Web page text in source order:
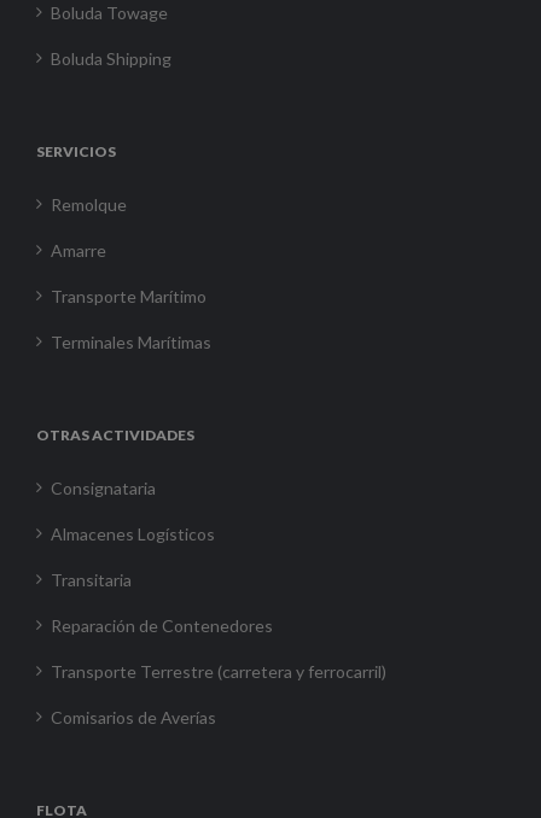
Boluda Towage
Boluda Shipping
SERVICIOS
Remolque
Amarre
Transporte Marítimo
Terminales Marítimas
OTRAS ACTIVIDADES
Consignataria
Almacenes Logísticos
Transitaria
Reparación de Contenedores
Transporte Terrestre (carretera y ferrocarril)
Comisarios de Averías
FLOTA